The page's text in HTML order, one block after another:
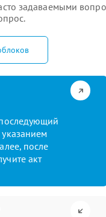
задаваемыми
после
акт